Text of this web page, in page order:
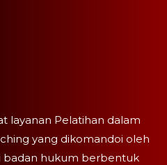
layanan Pelatihan dalam
yang dikomandoi oleh
badan hukum berbentuk